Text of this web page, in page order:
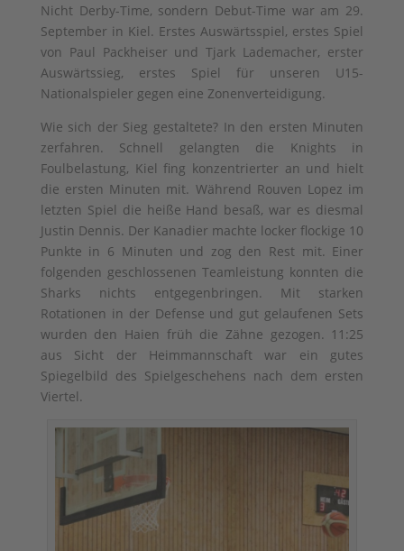
Nicht Derby-Time, sondern Debut-Time war am 29.
September in Kiel. Erstes Auswärtsspiel, erstes Spiel
von Paul Packheiser und Tjark Lademacher, erster
Auswärtssieg, erstes Spiel für unseren U15-
Nationalspieler gegen eine Zonenverteidigung.
Wie sich der Sieg gestaltete? In den ersten Minuten
zerfahren. Schnell gelangten die Knights in
Foulbelastung, Kiel fing konzentrierter an und hielt
die ersten Minuten mit. Während Rouven Lopez im
letzten Spiel die heiße Hand besaß, war es diesmal
Justin Dennis. Der Kanadier machte locker flockige 10
Punkte in 6 Minuten und zog den Rest mit. Einer
folgenden geschlossenen Teamleistung konnten die
Sharks nichts entgegenbringen. Mit starken
Rotationen in der Defense und gut gelaufenen Sets
wurden den Haien früh die Zähne gezogen. 11:25
aus Sicht der Heimmannschaft war ein gutes
Spiegelbild des Spielgeschehens nach dem ersten
Viertel.